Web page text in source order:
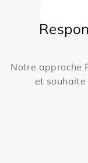
Notre approche
et